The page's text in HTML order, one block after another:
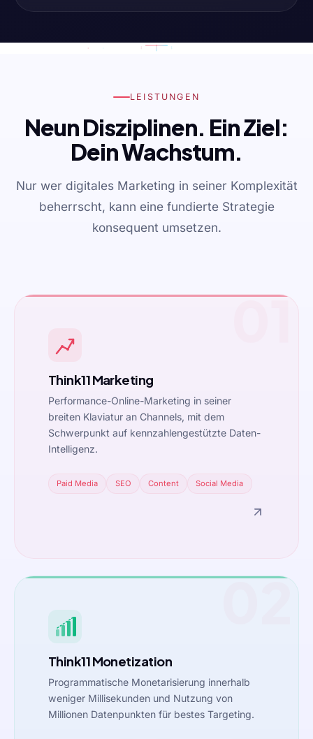
LEISTUNGEN
Neun Disziplinen. Ein Ziel:
Dein Wachstum.
Nur wer digitales Marketing in seiner Komplexität
beherrscht, kann eine fundierte Strategie
konsequent umsetzen.
01
Think11 Marketing
Performance-Online-Marketing in seiner
breiten Klaviatur an Channels, mit dem
Schwerpunkt auf kennzahlengestützte Daten-
Intelligenz.
Paid Media SEO Content Social Media
02
Think11 Monetization
Programmatische Monetarisierung innerhalb
weniger Millisekunden und Nutzung von
Millionen Datenpunkten für bestes Targeting.